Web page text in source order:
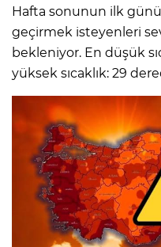
Hafta sonunun ilk
geçirmek isteyenleri
bekleniyor. En düşük
yüksek sıcaklık: 29